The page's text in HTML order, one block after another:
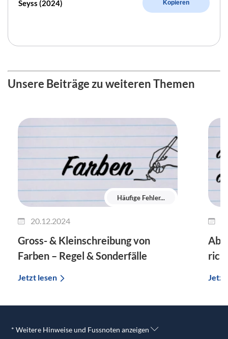
Seyss (2024) Kopieren
Unsere Beiträge zu weiteren Themen
Häufige Fehler...
20.12.2024
Gross- & Kleinschreibung von
Farben – Regel & Sonderfälle
Jetzt lesen
Ab
* Weitere Hinweise und Fussnoten anzeigen